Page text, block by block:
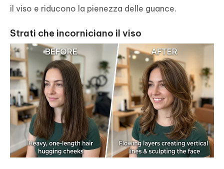
il viso e riducono la pienezza delle guance.
Strati che incorniciano il viso